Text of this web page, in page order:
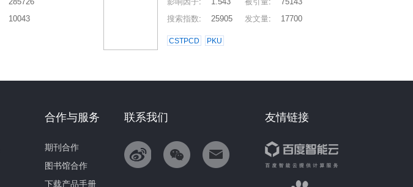
10043
搜索指数: 25905 发文量: 17700
CSTPCD PKU
友情链接
联系我们
合作与服务
期刊合作
图书馆合作
下载产品手册